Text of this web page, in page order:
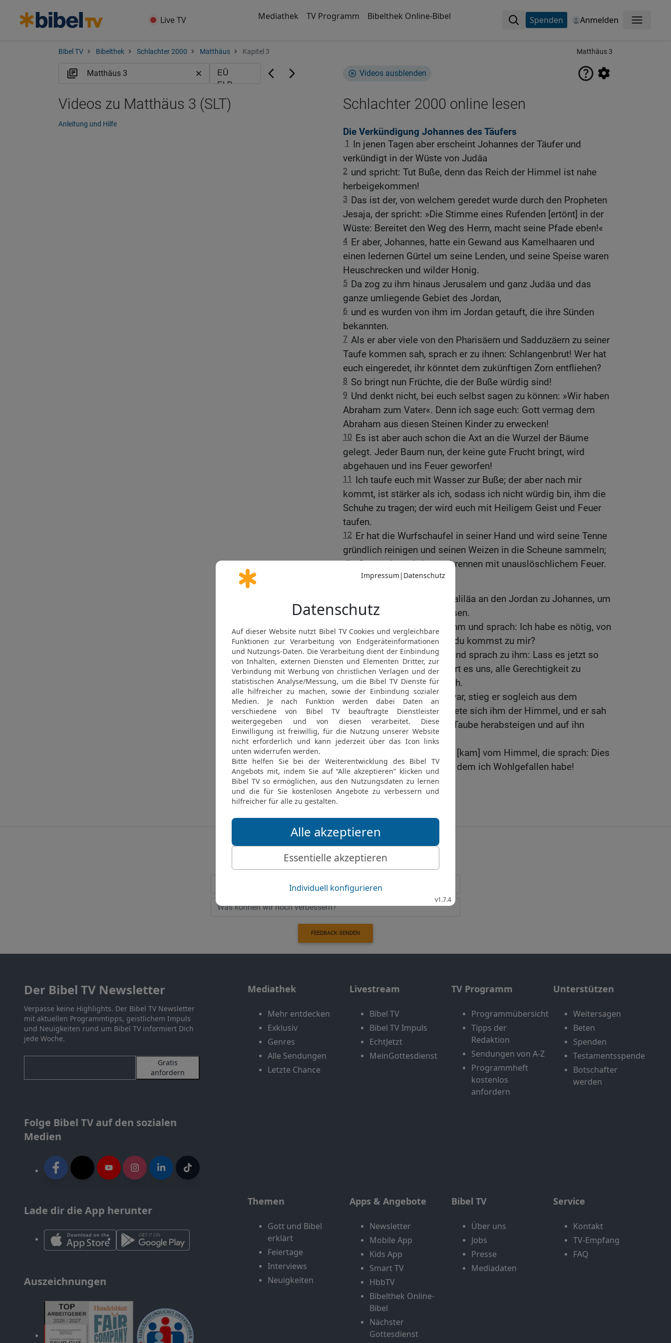
Live TV Mediathek TV Programm Bibelthek Online-Bibel Spenden Anmelden Menü
Bibel TV Bibelthek Schlachter 2000 Matthäus Kapitel 3 Matthäus 3
Videos ausblenden
Schlachter 2000 online lesen
Die Verkündigung Johannes des Täufers
1
In jenen Tagen aber erscheint Johannes der Täufer und
verkündigt in der Wüste von Judäa
2 und spricht: Tut Buße, denn das Reich der Himmel ist nahe
herbeigekommen!
3 Das ist der, von welchem geredet wurde durch den Propheten
Jesaja, der spricht: »Die Stimme eines Rufenden [ertönt] in der
Wüste: Bereitet den Weg des Herrn, macht seine Pfade eben!«
4 Er aber, Johannes, hatte ein Gewand aus Kamelhaaren und
einen ledernen Gürtel um seine Lenden, und seine Speise waren
Heuschrecken und wilder Honig.
5 Da zog zu ihm hinaus Jerusalem und ganz Judäa und das
ganze umliegende Gebiet des Jordan,
6 und es wurden von ihm im Jordan getauft, die ihre Sünden
bekannten.
7 Als er aber viele von den Pharisäern und Sadduzäern zu seiner
Taufe kommen sah, sprach er zu ihnen: Schlangenbrut! Wer hat
euch eingeredet, ihr könntet dem zukünftigen Zorn entfliehen?
8 So bringt nun Früchte, die der Buße würdig sind!
9 Und denkt nicht, bei euch selbst sagen zu können: »Wir haben
Abraham zum Vater«. Denn ich sage euch: Gott vermag dem
Abraham aus diesen Steinen Kinder zu erwecken!
10 Es ist aber auch schon die Axt an die Wurzel der Bäume
gelegt. Jeder Baum nun, der keine gute Frucht bringt, wird
abgehauen und ins Feuer geworfen!
11
Ich taufe euch mit Wasser zur Buße; der aber nach mir
kommt, ist stärker als ich, sodass ich nicht würdig bin, ihm die
Schuhe zu tragen; der wird euch mit Heiligem Geist und Feuer
taufen.
12 Er hat die Wurfschaufel in seiner Hand und wird seine Tenne
gründlich reinigen und seinen Weizen in die Scheune sammeln;
die Spreu aber wird er verbrennen mit unauslöschlichem Feuer.
Da kommt Jesus aus Galiläa an den Jordan zu Johannes, um
sich von ihm taufen zu lassen.
Johannes aber wehrte ihm und sprach: Ich habe es nötig, von
dir getauft zu werden, und du kommst zu mir?
15 Jesus aber antwortete und sprach zu ihm: Lass es jetzt so
geschehen; denn so gebührt es uns, alle Gerechtigkeit zu
erfüllen! Da gab er ihm nach.
16 Und als Jesus getauft war, stieg er sogleich aus dem
Wasser; und siehe, da öffnete sich ihm der Himmel, und er sah
den Geist Gottes wie eine Taube herabsteigen und auf ihn
kommen.
Und siehe, eine Stimme [kam] vom Himmel, die sprach: Dies
ist mein geliebter Sohn, an dem ich Wohlgefallen habe!
© 2000 Genfer Bibelgesellschaft
Videos zu Matthäus 3 (SLT)
Anleitung und Hilfe
Möchtest du uns Feedback geben?
Bewertung der Bibelthek
FEEDBACK SENDEN
Der Bibel TV Newsletter
Verpasse keine Highlights. Der Bibel TV Newsletter
mit aktuellen Programmtipps, geistlichem Impuls
und Neuigkeiten rund um Bibel TV informiert Dich
jede Woche.
Gratis
anfordern
Folge Bibel TV auf den sozialen
Medien
Lade dir die App herunter
Auszeichnungen
Mediathek
Mehr entdecken
Exklusiv
Genres
Alle Sendungen
Letzte Chance
Livestream
Bibel TV
Bibel TV Impuls
EchtJetzt
MeinGottesdienst
TV Programm
Programmübersicht
Tipps der
Redaktion
Sendungen von A-Z
Programmheft
kostenlos
anfordern
Unterstützen
Weitersagen
Beten
Spenden
Testamentsspende
Botschafter
werden
Themen
Gott und Bibel
erklärt
Feiertage
Interviews
Neuigkeiten
Apps & Angebote
Newsletter
Mobile App
Kids App
Smart TV
HbbTV
Bibelthek Online-
Bibel
Nächster
Gottesdienst
Bibel TV
Über uns
Jobs
Presse
Mediadaten
Service
Kontakt
TV-Empfang
FAQ